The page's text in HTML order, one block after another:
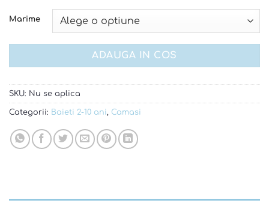
Marime
ADAUGA IN COS
SKU: Nu se aplica
Categorii: Baieti 2-10 ani, Camasi